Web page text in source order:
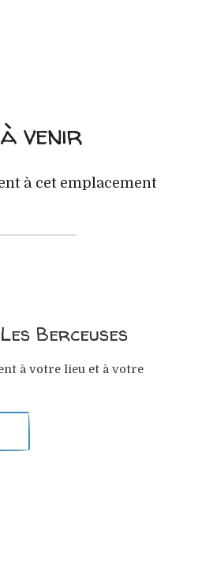
venir
à cet emplacement
Berceuses
à votre lieu et à votre